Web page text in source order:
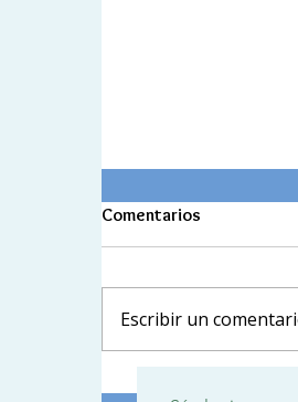
Tercer Encuentro
Comentarios
Escribir un